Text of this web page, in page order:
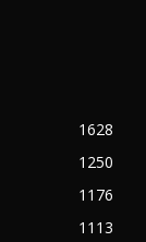
1628
1250
1176
1113